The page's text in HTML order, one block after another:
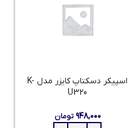
اسپیکر دسکتاپ کایزر مدل K-
U320
۹۴۸,۰۰۰ تومان